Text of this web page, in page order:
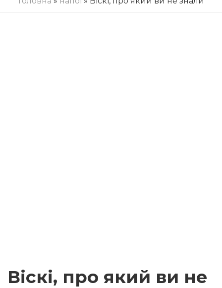
Віскі, про який ви не